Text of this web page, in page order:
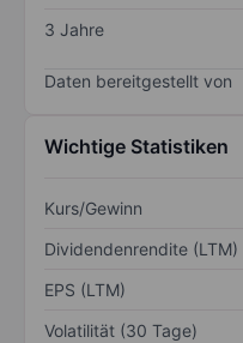
3 Jahre
Daten bereitgestellt von
Wichtige Statistiken
Kurs/Gewinn
Dividendenrendite (LTM)
EPS (LTM)
Volatilität (30 Tage)